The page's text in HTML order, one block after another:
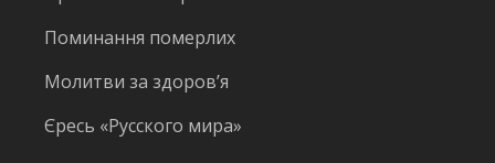
Поминання померлих
Молитви за здоров’я
Єресь «Русского мира»